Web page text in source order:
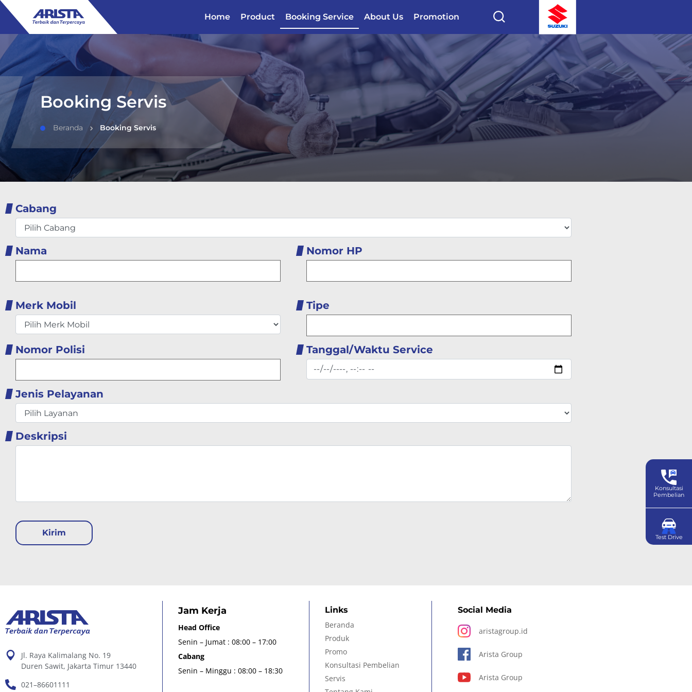
Home Product Booking Service About Us Promotion
Booking Servis
Beranda Booking Servis
Cabang
Nama Nomor HP
Merk Mobil Tipe
Nomor Polisi Tanggal/Waktu Service
Jenis Pelayanan
Deskripsi
Kirim
Konsultasi
Pembelian
Test Drive
Jl. Raya Kalimalang No. 19
Duren Sawit, Jakarta Timur 13440
021–86601111
Jam Kerja
Head Office
Senin – Jumat : 08:00 – 17:00
Cabang
Senin – Minggu : 08:00 – 18:30
Links
Beranda
Produk
Promo
Konsultasi Pembelian
Servis
Social Media
aristagroup.id
Arista Group
Arista Group